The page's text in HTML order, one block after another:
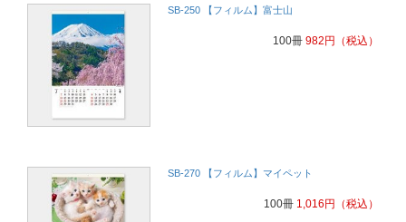
SB-250 【フィルム】富士山
100冊 982 円 （税込）
SB-270 【フィルム】マイペット
100冊 1,016 円 （税込）